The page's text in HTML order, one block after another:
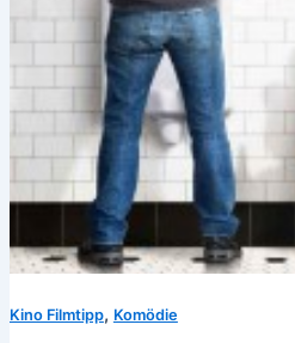
Kino Filmtipp, Komödie